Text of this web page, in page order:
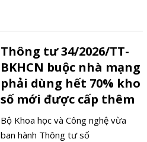
Thông tư 34/2026/TT-
BKHCN buộc nhà mạng
phải dùng hết 70% kho
số mới được cấp thêm
Bộ Khoa học và Công nghệ vừa
ban hành Thông tư số